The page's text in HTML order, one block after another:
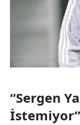
“Sergen
İstemiyor”